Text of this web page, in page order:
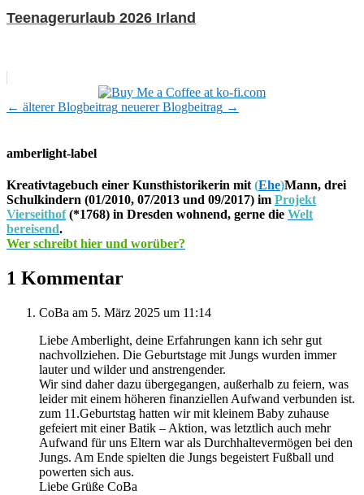
Teenagerurlaub 2026 Irland
← älterer Blogbeitrag neuerer Blogbeitrag →
amberlight-label
Kreativtagebuch einer Kunsthistorikerin mit (Ehe)Mann, drei
Schulkindern (01/2010, 07/2013 und 09/2017) im Projekt
Vierseithof(*1768) in Dresden wohnend, gerne die Welt
bereisend.
Wer schreibt hier und worüber?
1 Kommentar
CoBa am 5. März 2025 um 11:14
Liebe Amberlight, deine Erfahrungen kann ich sehr gut
nachvollziehen. Die Geburtstage mit Jungs wurden immer
lauter und wilder und anstrengender.
Wir sind daher dazu übergegangen, außerhalb zu feiern, was
leider mit einem höheren finanziellen Aufwand verbunden ist.
zum 11.Geburtstag hatten wir mit kleinem Baby zuhause
gefeiert mit einer Batik – Aktion, was letztlich auch mehr
Aufwand für uns Eltern war als Durchhaltevermögen bei den
Jungs. Am Ende spielten die Jungs begeistert Fußball und
powerten sich aus.
Liebe Grüße CoBa